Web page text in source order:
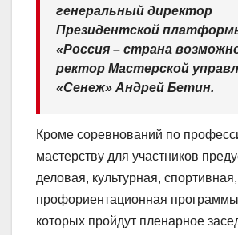
генеральный директор
Президентской
«Россия – страна
ректор Мастерской
«Сенеж» Андрей Бетин.
Кроме соревнований по
мастерству для участников
деловая, культурная, спортивная,
профориентационная
которых пройдут пленарное